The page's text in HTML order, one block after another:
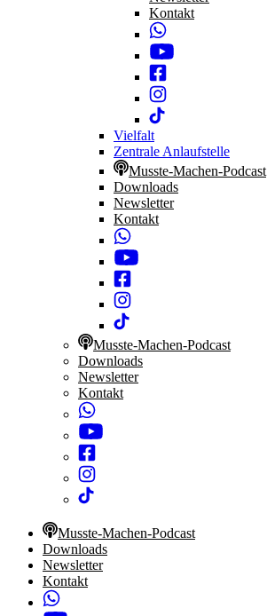
Kontakt
Vielfalt
Zentrale Anlaufstelle
Musste-Machen-Podcast
Downloads
Newsletter
Kontakt
Musste-Machen-Podcast
Downloads
Newsletter
Kontakt
Musste-Machen-Podcast
Downloads
Newsletter
Kontakt